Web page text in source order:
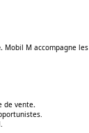
Mobil M accompagne
de vente.